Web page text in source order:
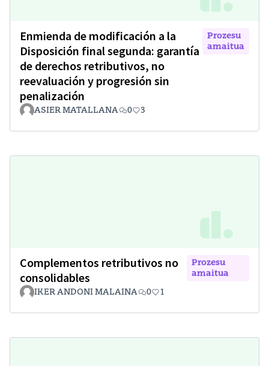
Enmienda de modificación a la
Disposición final segunda: garantía
de derechos retributivos, no
reevaluación y progresión sin
penalización
Prozesu
amaitua
ASIER MATALLANA 0 3
Complementos retributivos no
consolidables
Prozesu
amaitua
IKER ANDONI MALAINA 0 1